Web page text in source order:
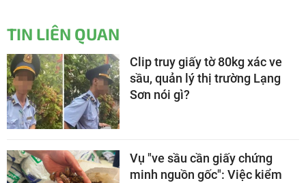
TIN LIÊN QUAN
Clip truy giấy tờ 80kg xác ve
sầu, quản lý thị trường Lạng
Sơn nói gì?
Vụ "ve sầu cần giấy chứng
minh nguồn gốc": Việc kiểm